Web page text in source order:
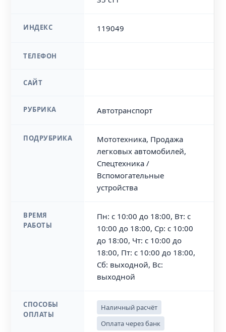
ИНДЕКС 119049
ТЕЛЕФОН
САЙТ
РУБРИКА Автотранспорт
ПОДРУБРИКА
Мототехника, Продажа
легковых автомобилей,
Спецтехника /
Вспомогательные
устройства
ВРЕМЯ
РАБОТЫ
Пн: с 10:00 до 18:00, Вт: с
10:00 до 18:00, Ср: с 10:00
до 18:00, Чт: с 10:00 до
18:00, Пт: с 10:00 до 18:00,
Сб: выходной, Вс:
выходной
СПОСОБЫ
ОПЛАТЫ
Наличный расчёт
Оплата через банк